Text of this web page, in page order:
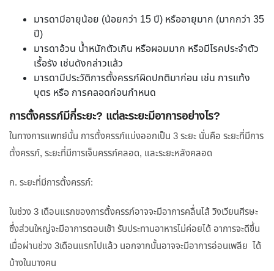
มารดามีอายุน้อย (น้อยกว่า 15 ปี) หรืออายุมาก (มากกว่า 35
ปี)
มารดาอ้วน น้ำหนักตัวเกิน หรือผอมมาก หรือมีโรคประจำตัว
เรื้อรัง เช่นดังกล่าวแล้ว
มารดามีประวัติการตั้งครรภ์ผิดปกติมาก่อน เช่น การแท้ง
บุตร หรือ การคลอดก่อนกำหนด
การตั้งครรภ์มีกี่ระยะ? แต่ละระยะมีอาการอย่างไร?
ในทางการแพทย์นั้น การตั้งครรภ์แบ่งออกเป็น 3 ระยะ นั่นคือ ระยะที่มีการ
ตั้งครรภ์, ระยะที่มีการเจ็บครรภ์คลอด, และระยะหลังคลอด
ก. ระยะที่มีการตั้งครรภ์:
ในช่วง 3 เดือนแรกของการตั้งครรภ์อาจจะมีอาการคลื่นไส้ วิงเวียนศีรษะ
ซึ่งส่วนใหญ่จะมีอาการตอนเช้า รับประทานอาหารไม่ค่อยได้ อาการจะดีขึ้น
เมื่อผ่านช่วง 3เดือนแรกไปแล้ว นอกจากนั้นอาจจะมีอาการอ่อนเพลีย ได้
บ้างในบางคน